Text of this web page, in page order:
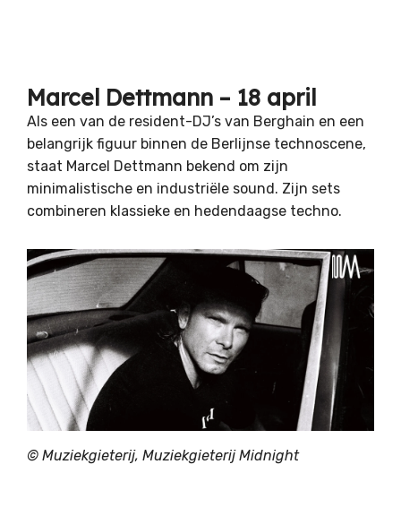
Marcel Dettmann – 18 april
Als een van de resident-DJ’s van Berghain en een
belangrijk figuur binnen de Berlijnse technoscene,
staat Marcel Dettmann bekend om zijn
minimalistische en industriële sound. Zijn sets
combineren klassieke en hedendaagse techno.
© Muziekgieterij, Muziekgieterij Midnight